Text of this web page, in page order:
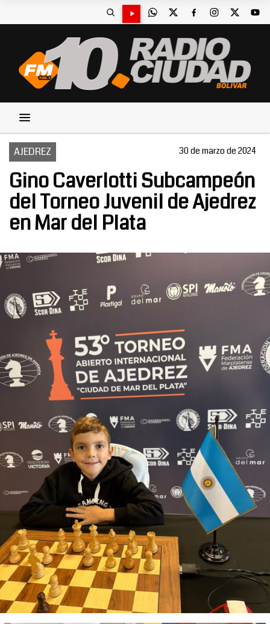
AJEDREZ 30 de marzo de 2024
Gino Caverlotti Subcampeón
del Torneo Juvenil de Ajedrez
en Mar del Plata